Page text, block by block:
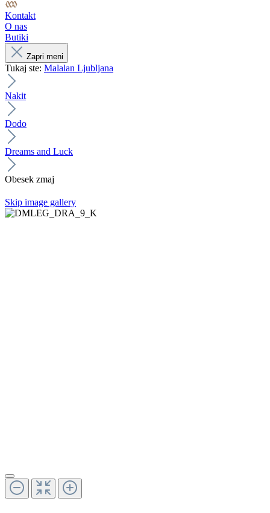
Kontakt
O nas
Butiki
Zapri meni
Tukaj ste: Malalan Ljubljana
Nakit
Dodo
Dreams and Luck
Obesek zmaj
Skip image gallery